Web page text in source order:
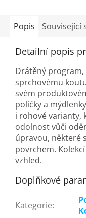
Popis Související
Detailní popis
Drátěný
sprchovému
svém
poličky a
i rohové varianty,
odolnost vůči
úpravou, některé
povrchem.
vzhled.
Doplňkové
Kategorie: